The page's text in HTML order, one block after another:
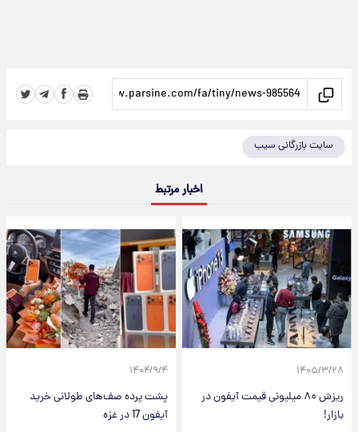
سایت بازرگانی سیب
اخبار مرتبط
۱۴۰۵/۳/۲۸
ریزش ۸۰ میلیونی قیمت آیفون در
بازار!
۱۴۰۴/۹/۴
پشت پرده صف‌های طولانی خرید
آیفون 17 در غزه